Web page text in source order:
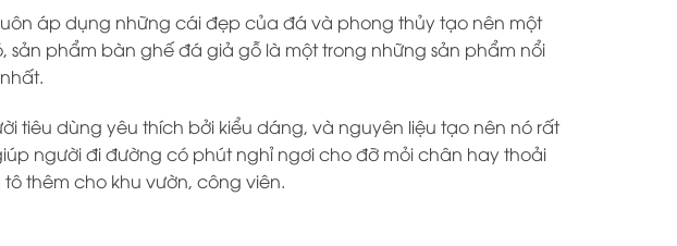
áp dụng những cái đẹp của đá và phong thủy tạo nên một
phẩm bàn ghế đá giả gỗ là một trong những sản phẩm nổi
dùng yêu thích bởi kiểu dáng, và nguyên liệu tạo nên nó rất
người đi đường có phút nghỉ ngơi cho đỡ mỏi chân hay thoải
thêm cho khu vườn, công viên.